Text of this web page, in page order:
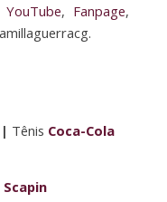
YouTube, Fanpage,
| Tênis Coca-Cola